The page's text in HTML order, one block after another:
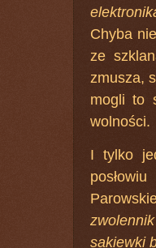
Chyba
ze
zmusza,
mogli to
wolności.
I tylko
sakiewki